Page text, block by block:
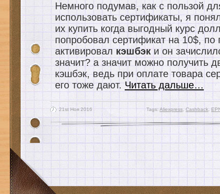
Немного подумав, как с пользой
использовать сертификаты, я
их купить когда выгодный курс
попробовал сертификат на 10$, по
активировал кэшбэк и он
значит? а значит можно получить
кэшбэк, ведь при оплате товара
его тоже дают. Читать дальше…
21st Ноя 2016 Tags: Aliexpress Cashback